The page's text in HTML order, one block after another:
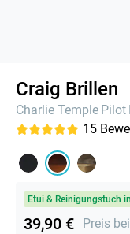
Craig Brillen
Charlie Temple Pilot
15
Etui & Reinigungstuch
39,90 € Preis